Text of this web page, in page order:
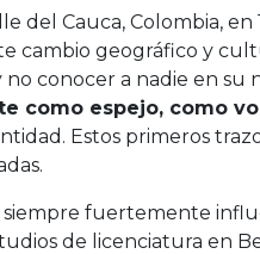
del Cauca, Colombia, en
cambio geográfico y
no conocer a nadie en
como espejo, como
Estos primeros
fuertemente
de licenciatura en